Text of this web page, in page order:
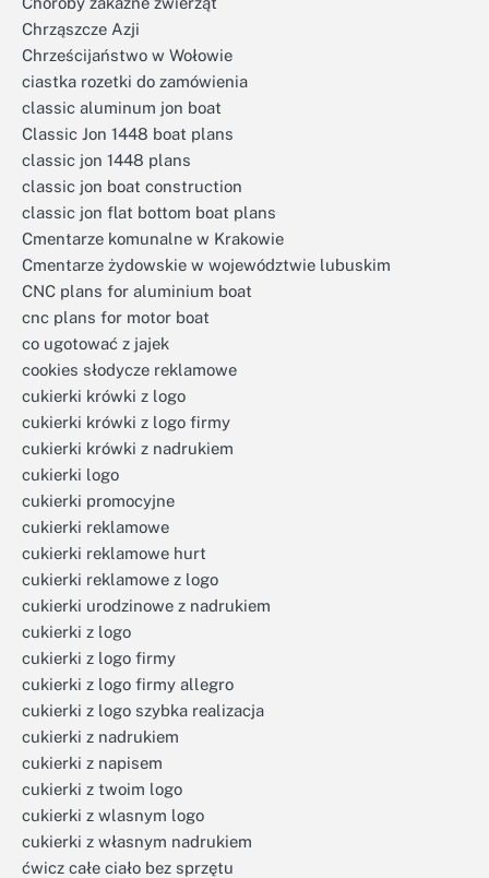
Chrząszcze Azji
Chrześcijaństwo w Wołowie
ciastka rozetki do zamówienia
classic aluminum jon boat
Classic Jon 1448 boat plans
classic jon 1448 plans
classic jon boat construction
classic jon flat bottom boat plans
Cmentarze komunalne w Krakowie
Cmentarze żydowskie w województwie lubuskim
CNC plans for aluminium boat
cnc plans for motor boat
co ugotować z jajek
cookies słodycze reklamowe
cukierki krówki z logo
cukierki krówki z logo firmy
cukierki krówki z nadrukiem
cukierki logo
cukierki promocyjne
cukierki reklamowe
cukierki reklamowe hurt
cukierki reklamowe z logo
cukierki urodzinowe z nadrukiem
cukierki z logo
cukierki z logo firmy
cukierki z logo firmy allegro
cukierki z logo szybka realizacja
cukierki z nadrukiem
cukierki z napisem
cukierki z twoim logo
cukierki z wlasnym logo
cukierki z własnym nadrukiem
ćwicz całe ciało bez sprzętu